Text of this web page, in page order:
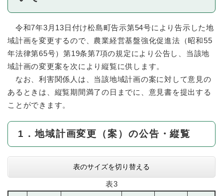
令和7年3月13日付け松島町告示第54号により告示した地
域計画を変更するので、農業経営基盤強化促進法（昭和55
年法律第65号）第19条第7項の規定により公告し、当該地
域計画の変更案を次により縦覧に供します。
なお、利害関係人は、当該地域計画の案に対して意見の
あるときは、縦覧期間満了の日までに、意見書を提出する
ことができます。
1．地域計画変更（案）の公告・縦覧
表のサイズを切り替える
表3